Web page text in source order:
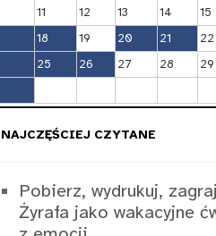
11 12 13 14 15
18 19 20 21 22
25 26 27 28 29
NAJCZĘŚCIEJ CZYTANE
Pobierz, wydrukuj,
Żyrafa jako wakacyjne